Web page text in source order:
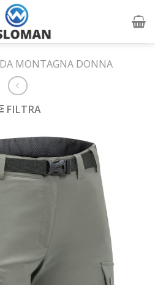
MONTAGNA DONNA
FILTRA